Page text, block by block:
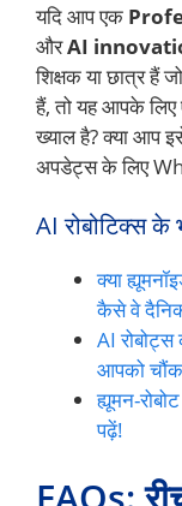
यदि आप एक
औरAI
शिक्षक या छात्र हैं
हैं, तो यह आपके लिए
ख्याल है? क्या आप
अपडेट्स के लिए
AI रोबोटिक्स
क्या
कैसे वे
AI
आपको
ह्यूमन-
पढ़ें!